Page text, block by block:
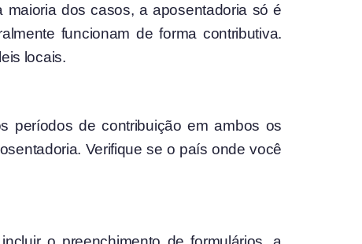
dos casos, a aposentadoria só é
funcionam de forma contributiva.
locais.
períodos de contribuição em ambos os
Verifique se o país onde você